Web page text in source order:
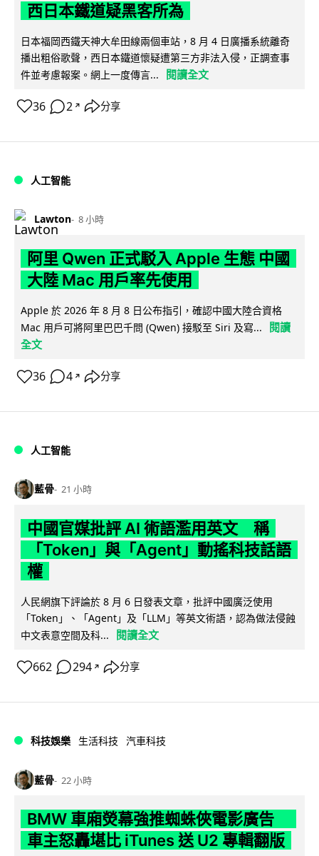
西日本鐵道疑黑客所為
日本福岡西鐵天神大牟田線兩個車站，8 月 4 日廣播系統離奇
播出粗俗歌聲，西日本鐵道懷疑遭第三方非法入侵，正調查事
件並考慮報案。網上一度傳言...
閱讀全文
36 2 ↗ 分享
人工智能
Lawton 8 小時
阿里 Qwen 正式駁入 Apple 生態 中國
大陸 Mac 用戶率先使用
Apple 於 2026 年 8 月 8 日公布指引，確認中國大陸合資格
Mac 用戶可將阿里巴巴千問 (Qwen) 接駁至 Siri 及寫...
閱讀
全文
36 4 ↗ 分享
人工智能
藍骨 21 小時
中國官媒批評 AI 術語濫用英文 稱
「Token」與「Agent」動搖科技話語
權
人民網旗下評論於 8 月 6 日發表文章，批評中國廣泛使用
「Token」、「Agent」及「LLM」等英文術語，認為做法侵蝕
中文表意空間及科...
閱讀全文
662 294 ↗ 分享
科技娛樂 生活科技 汽車科技
藍骨 22 小時
BMW 車廂熒幕強推蜘蛛俠電影廣告
車主怒轟堪比 iTunes 送 U2 專輯翻版